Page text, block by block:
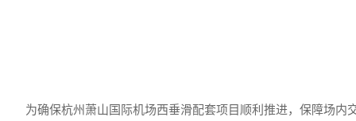
为确保杭州萧山国际机场西垂滑配套项目顺利推进，保障场